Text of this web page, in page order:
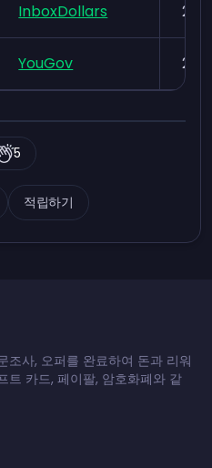
InboxDollars
YouGov
적립하기
5
사, 오퍼를 완료하여 돈과 리워
트 카드, 페이팔, 암호화폐와 같